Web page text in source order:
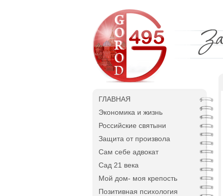
ГЛАВНАЯ
Экономика и жизнь
Российские святыни
Защита от произвола
Сам себе адвокат
Сад 21 века
Мой дом- моя крепость
Позитивная психология